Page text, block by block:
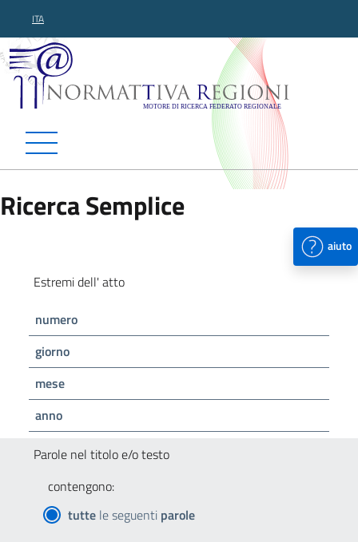
ITA
Normattiva Regioni -
Ricerca Semplice
aiuto
Estremi dell' atto
numero
giorno
mese
anno
Parole nel titolo e/o testo
contengono:
tutte le seguenti parole